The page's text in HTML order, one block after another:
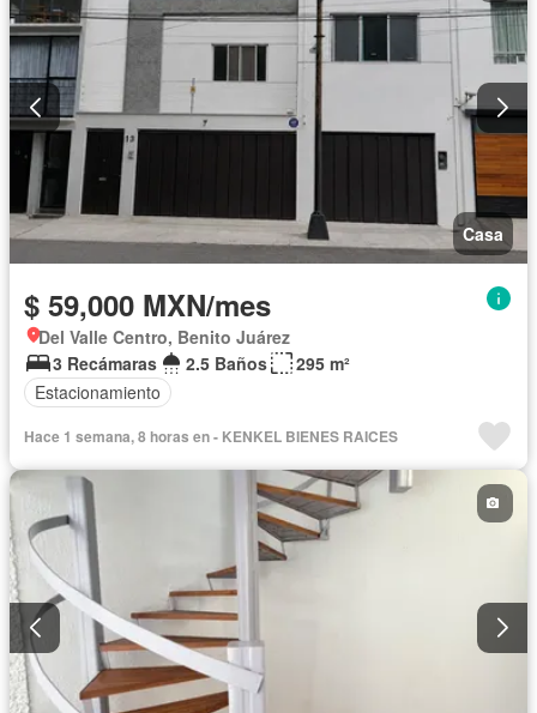
Casa
$ 59,000 MXN/mes
Del Valle Centro, Benito Juárez
3 Recámaras
2.5 Baños
295 m²
Estacionamiento
Hace 1 semana, 8 horas en - KENKEL BIENES RAICES